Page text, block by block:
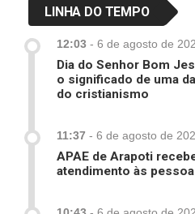
LINHA DO TEMPO
12:03 - 6 de agosto de
Dia do Senhor Bom
o significado de uma
do cristianismo
11:37 - 6 de agosto de
APAE de Arapoti
atendimento às